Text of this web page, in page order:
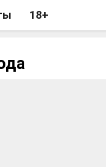
18+